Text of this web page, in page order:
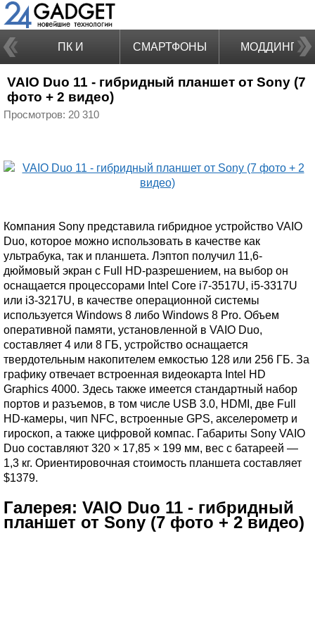
ПК И
НОУТБУКИ
СМАРТФОНЫ МОДДИНГ
VAIO Duo 11 - гибридный планшет от Sony (7
фото + 2 видео)
Просмотров: 20 310
Компания Sony представила гибридное устройство VAIO
Duo, которое можно использовать в качестве как
ультрабука, так и планшета. Лэптоп получил 11,6-
дюймовый экран с Full HD-разрешением, на выбор он
оснащается процессорами Intel Core i7-3517U, i5-3317U
или i3-3217U, в качестве операционной системы
используется Windows 8 либо Windows 8 Pro. Объем
оперативной памяти, установленной в VAIO Duo,
составляет 4 или 8 ГБ, устройство оснащается
твердотельным накопителем емкостью 128 или 256 ГБ. За
графику отвечает встроенная видеокарта Intel HD
Graphics 4000. Здесь также имеется стандартный набор
портов и разъемов, в том числе USB 3.0, HDMI, две Full
HD-камеры, чип NFC, встроенные GPS, акселерометр и
гироскоп, а также цифровой компас. Габариты Sony VAIO
Duo составляют 320 × 17,85 × 199 мм, вес с батареей —
1,3 кг. Ориентировочная стоимость планшета составляет
$1379.
Галерея: VAIO Duo 11 - гибридный
планшет от Sony (7 фото + 2 видео)